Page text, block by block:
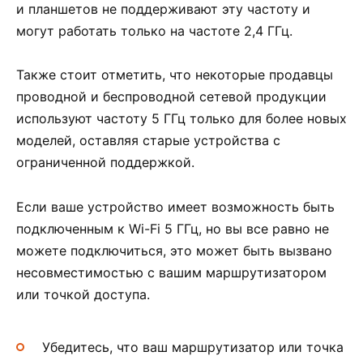
и планшетов не поддерживают эту частоту и
могут работать только на частоте 2,4 ГГц.
Также стоит отметить, что некоторые продавцы
проводной и беспроводной сетевой продукции
используют частоту 5 ГГц только для более новых
моделей, оставляя старые устройства с
ограниченной поддержкой.
Если ваше устройство имеет возможность быть
подключенным к Wi-Fi 5 ГГц, но вы все равно не
можете подключиться, это может быть вызвано
несовместимостью с вашим маршрутизатором
или точкой доступа.
Убедитесь, что ваш маршрутизатор или точка